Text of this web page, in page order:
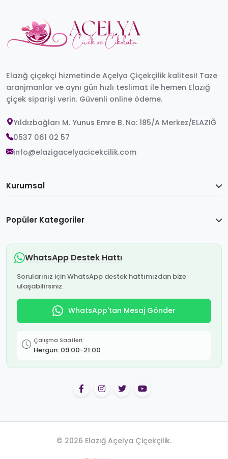
Elazığ çiçekçi hizmetinde Açelya Çiçekçilik kalitesi! Taze
aranjmanlar ve aynı gün hızlı teslimat ile hemen Elazığ
çiçek siparişi verin. Güvenli online ödeme.
Yıldızbağları M. Yunus Emre B. No: 185/A Merkez/ELAZIĞ
0537 061 02 57
info@elazigacelyacicekcilik.com
Kurumsal
Popüler Kategoriler
WhatsApp Destek Hattı
Sorularınız için WhatsApp destek hattımızdan bize
ulaşabilirsiniz.
WhatsApp'tan Mesaj Gönder
Çalışma Saatleri:
Hergün: 09:00-21:00
© 2026 Elazığ Açelya Çiçekçilik.